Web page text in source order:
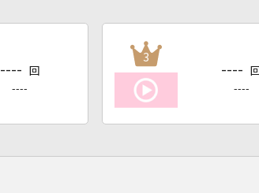
---- 回
----
3
---- 回
----